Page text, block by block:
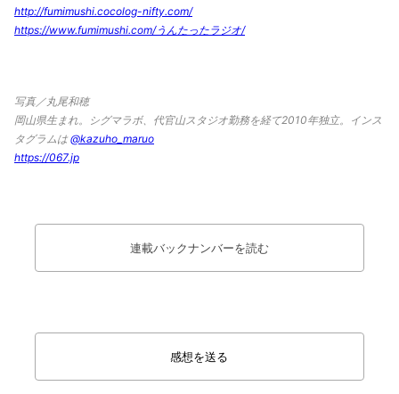
http://fumimushi.cocolog-nifty.com/
https://www.fumimushi.com/うんたったラジオ/
写真／丸尾和穂
岡山県生まれ。シグマラボ、代官山スタジオ勤務を経て2010年独立。インス
タグラムは @kazuho_maruo
https://067.jp
連載バックナンバーを読む
感想を送る